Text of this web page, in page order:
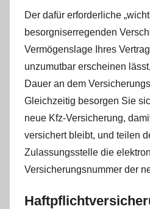
Der dafür erforderliche
besorgniserregenden
Vermögenslage Ihres
unzumutbar erscheinen
Dauer an dem
Gleichzeitig besorgen Sie
neue Kfz-Versicherung,
versichert bleibt, und teilen
Zulassungsstelle die
Versicherungsnummer der